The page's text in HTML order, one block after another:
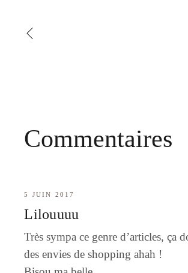
Commentaires
5 JUIN 2017
Lilouuuu
Très sympa ce genre d’articles, ça
des envies de shopping ahah !